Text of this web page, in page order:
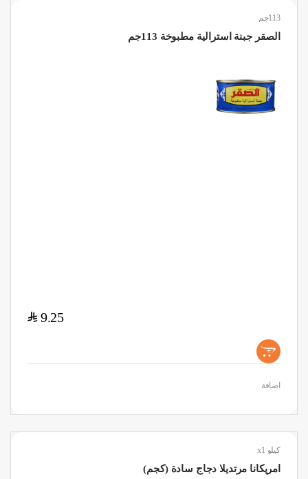
113جم
الصقر جبنة استرالية مطبوخة 113جم
9.25
$
+
اضافة
كيلو x1
امريكانا مرتديلا دجاج سادة (كجم)